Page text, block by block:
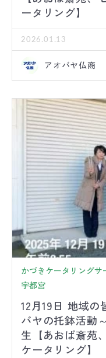
ータリング】
2026.01.13
アオバヤ仏商
かづきケータリングサ
宇都宮
12月19日 地域
バヤの托鉢活動
生【あおば斎苑
ケータリング】